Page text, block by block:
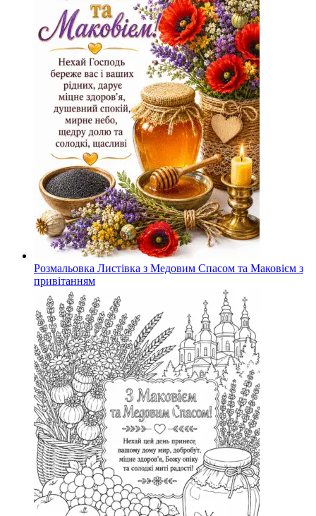
Розмальовка Листівка з Медовим Спасом та Маковієм з
привітанням